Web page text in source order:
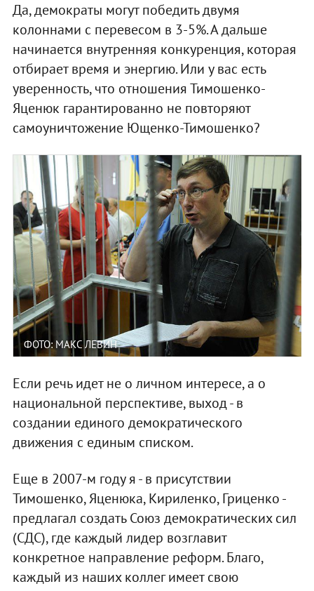
Да, демократы могут победить двумя
колоннами с перевесом в 3-5%. А дальше
начинается внутренняя конкуренция, которая
отбирает время и энергию. Или у вас есть
уверенность, что отношения Тимошенко-
Яценюк гарантированно не повторяют
самоуничтожение Ющенко-Тимошенко?
ФОТО: МАКС ЛЕВИН
Если речь идет не о личном интересе, а о
национальной перспективе, выход - в
создании единого демократического
движения с единым списком.
Еще в 2007-м году я - в присутствии
Тимошенко, Яценюка, Кириленко, Гриценко -
предлагал создать Союз демократических сил
(СДС), где каждый лидер возглавит
конкретное направление реформ. Благо,
каждый из наших коллег имеет свою